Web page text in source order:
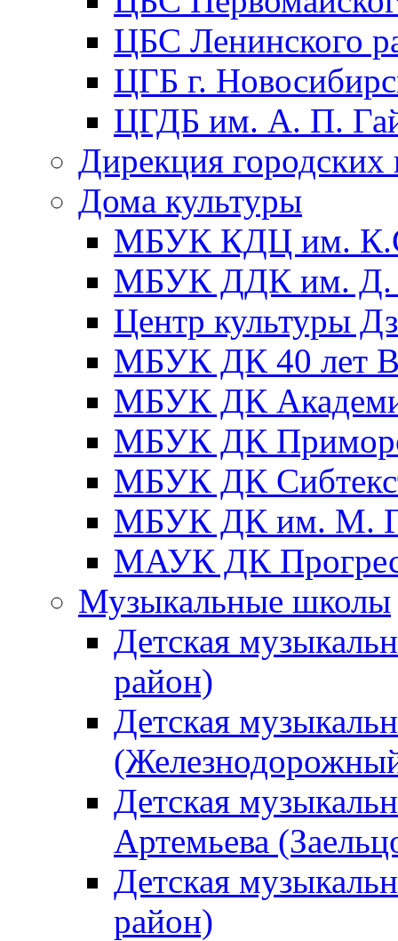
ЦБС Ленинского
ЦГБ г.
ЦГДБ им. А. П.
Дирекция городских
Дома культуры
МБУК КДЦ им.
МБУК ДДК им. Д.
Центр культуры
МБУК ДК 40 лет
МБУК ДК
МБУК ДК
МБУК ДК
МБУК ДК им. М.
МАУК ДК
Музыкальные школы
Детская
район)
Детская
Детская
Артемьева
Детская
район)